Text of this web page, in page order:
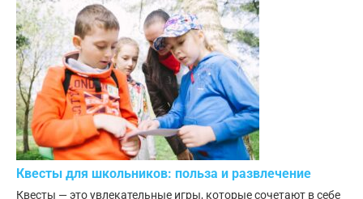
Квесты для школьников: польза и развлечение
Квесты — это увлекательные игры, которые сочетают в себе